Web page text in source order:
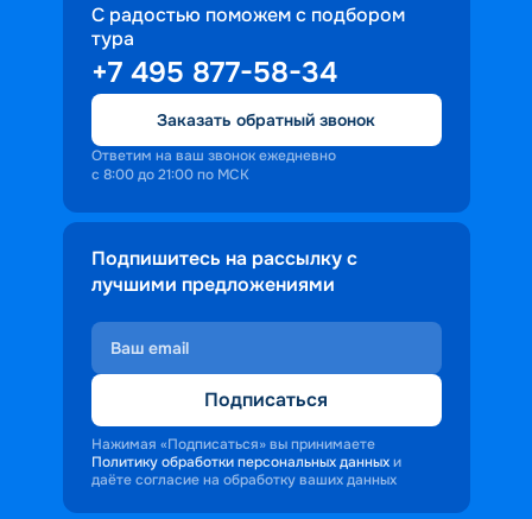
С радостью поможем с подбором
тура
+7 495 877-58-34
Заказать обратный звонок
Ответим на ваш звонок ежедневно
с 8:00 до 21:00 по МСК
Подпишитесь на рассылку с
лучшими предложениями
Подписаться
Нажимая «Подписаться» вы принимаете
Политику обработки персональных данных и
даёте согласие на обработку ваших данных